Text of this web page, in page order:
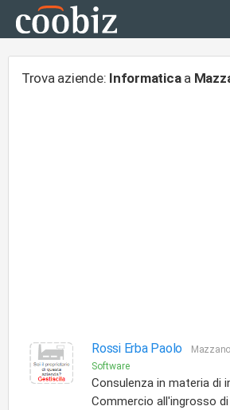
Trova aziende: Informaticaa
Rossi Erba Paolo
Software
Consulenza in materia di
Commercio all'ingrosso